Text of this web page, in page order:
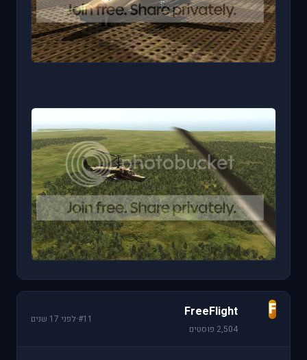
F
FreeFlight
2,504 פוסטים
#11
·לפני 17 שנים